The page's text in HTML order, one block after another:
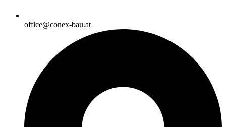
office@conex-bau.at